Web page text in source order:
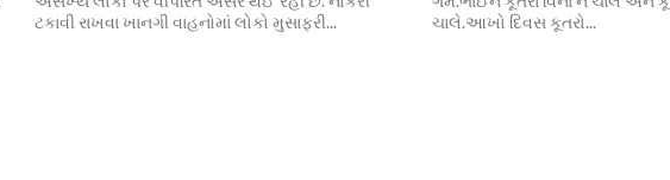
ટકાવી રાખવા ખાનગી વાહનોમાં લોકો મુસાફરી...
ચાલે.આખો દિવસ કૂતરો...